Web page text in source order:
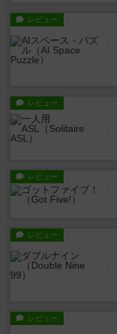
レビュー
レビュー
レビュー
レビュー
レビュー